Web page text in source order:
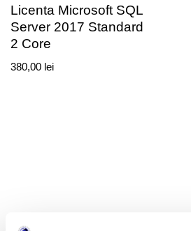
Licenta Microsoft SQL
Server 2017 Standard
2 Core
380,00 lei